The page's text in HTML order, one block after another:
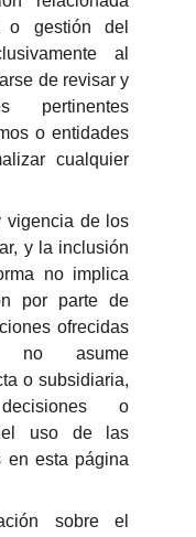
o gestión del
al
de revisar y
pertinentes
o entidades
cualquier
vigencia de los
y la inclusión
no implica
por parte de
ofrecidas
no asume
o subsidiaria,
o
uso de las
en esta página
sobre el